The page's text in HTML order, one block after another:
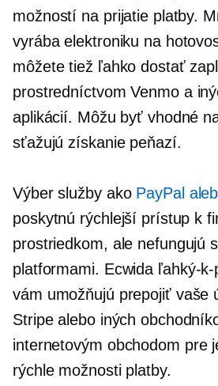
možností na prijatie platby.
vyrába elektroniku na
môžete tiež ľahko dostať
prostredníctvom Venmo a
aplikácií. Môžu byť vhodné
sťažujú získanie peňazí.
Výber služby ako PayPal
poskytnú rýchlejší prístup k
prostriedkom, ale nefungujú
platformami. Ecwida ľahký-
vám umožňujú prepojiť vaše
Stripe alebo iných
internetovým obchodom pre
rýchle možnosti platby.